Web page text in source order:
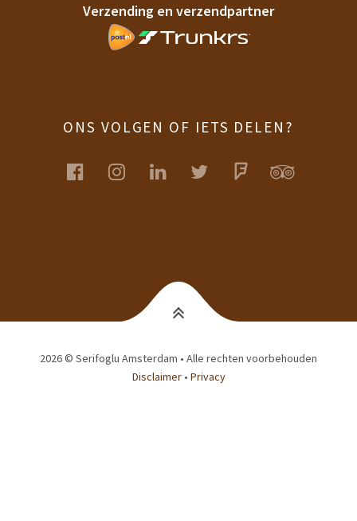
Verzending en verzendpartner
ONS VOLGEN OF IETS DELEN?
facebookinstagram
linkedintwitterfoursquare
2026 © Serifoglu Amsterdam • Alle rechten voorbehouden
Disclaimer• Privacy